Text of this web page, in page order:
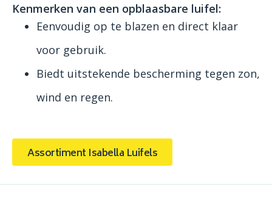
Kenmerken van een opblaasbare luifel:
Eenvoudig op te blazen en direct klaar
voor gebruik.
Biedt uitstekende bescherming tegen zon,
wind en regen.
Assortiment Isabella Luifels